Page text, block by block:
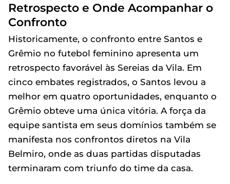
Retrospecto e Onde Acompanhar o
Confronto
Historicamente, o confronto entre Santos e
Grêmio no futebol feminino apresenta um
retrospecto favorável às Sereias da Vila. Em
cinco embates registrados, o Santos levou a
melhor em quatro oportunidades, enquanto o
Grêmio obteve uma única vitória. A força da
equipe santista em seus domínios também se
manifesta nos confrontos diretos na Vila
Belmiro, onde as duas partidas disputadas
terminaram com triunfo do time da casa.